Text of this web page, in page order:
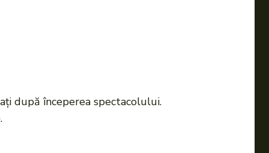
după începerea spectacolului.